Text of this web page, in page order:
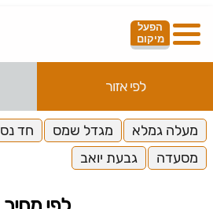
הפעל
מיקום
לפי אזור
מעלה גמלא מגדל שמס חד נס
מסעדה
גבעת יואב